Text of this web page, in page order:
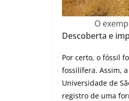
O
Descoberta e
Por certo, o fóssil
fossilífera. Assim,
Universidade de
registro de uma